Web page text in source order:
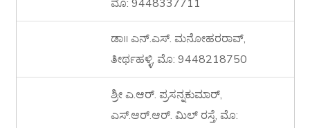
ಮೊ: 9448337711
ಡಾ॥ ಎನ್.ಎಸ್. ಮನೋಹರರಾವ್,
ತೀರ್ಥಹಳ್ಳಿ, ಮೊ: 9448218750
ಶ್ರೀ ಎ.ಆರ್. ಪ್ರಸನ್ನಕುಮಾರ್,
ಎಸ್.ಆರ್.ಆರ್. ಮಿಲ್ ರಸ್ತೆ, ಮೊ: